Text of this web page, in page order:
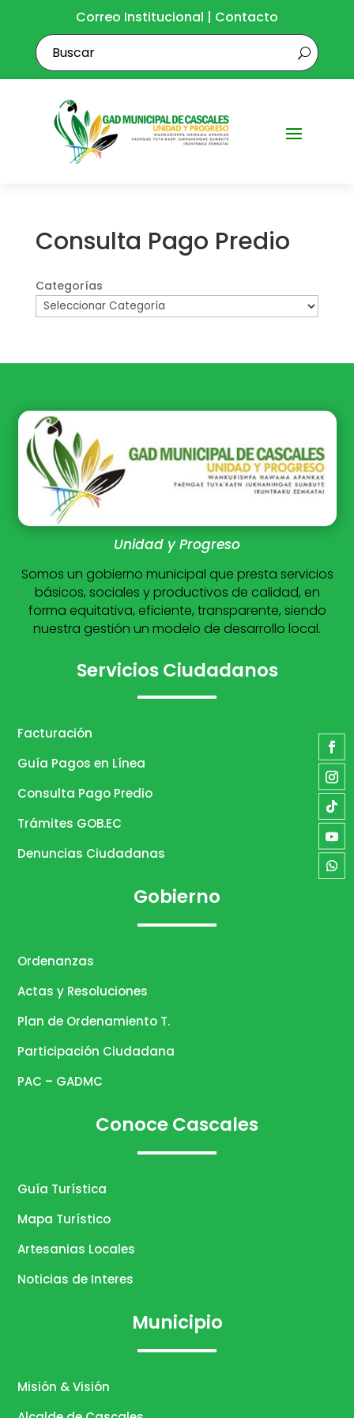
Correo Institucional | Contacto
Consulta Pago Predio
Categorías
Unidad y Progreso
Somos un gobierno municipal que presta servicios
básicos, sociales y productivos de calidad, en
forma equitativa, eficiente, transparente, siendo
nuestra gestión un modelo de desarrollo local.
Servicios Ciudadanos
Facturación
Guía Pagos en Línea
Consulta Pago Predio
Trámites GOB.EC
Denuncias Ciudadanas
Gobierno
Ordenanzas
Actas y Resoluciones
Plan de Ordenamiento T.
Participación Ciudadana
PAC – GADMC
Conoce Cascales
Guía Turística
Mapa Turístico
Artesanias Locales
Noticias de Interes
Municipio
Misión & Visión